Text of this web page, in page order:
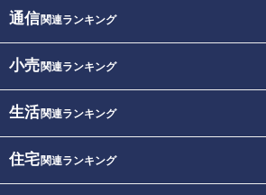
通信関連ランキング
小売関連ランキング
生活関連ランキング
住宅関連ランキング